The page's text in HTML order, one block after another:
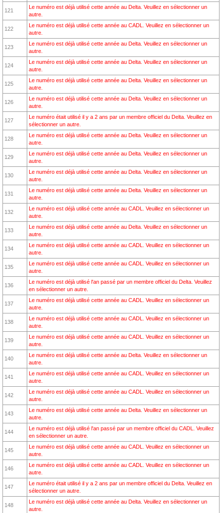
121
Le numéro est déjà utilisé cette année au Delta. Veuillez en sélectionner un
autre.
122
Le numéro est déjà utilisé cette année au CADL. Veuillez en sélectionner un
autre.
123
Le numéro est déjà utilisé cette année au Delta. Veuillez en sélectionner un
autre.
124
Le numéro est déjà utilisé cette année au Delta. Veuillez en sélectionner un
autre.
125
Le numéro est déjà utilisé cette année au Delta. Veuillez en sélectionner un
autre.
126
Le numéro est déjà utilisé cette année au Delta. Veuillez en sélectionner un
autre.
127
Le numéro était utilisé il y a 2 ans par un membre officiel du Delta. Veuillez en
sélectionner un autre.
128
Le numéro est déjà utilisé cette année au Delta. Veuillez en sélectionner un
autre.
129
Le numéro est déjà utilisé cette année au Delta. Veuillez en sélectionner un
autre.
130
Le numéro est déjà utilisé cette année au Delta. Veuillez en sélectionner un
autre.
131
Le numéro est déjà utilisé cette année au Delta. Veuillez en sélectionner un
autre.
132
Le numéro est déjà utilisé cette année au CADL. Veuillez en sélectionner un
autre.
133
Le numéro est déjà utilisé cette année au Delta. Veuillez en sélectionner un
autre.
134
Le numéro est déjà utilisé cette année au CADL. Veuillez en sélectionner un
autre.
135
Le numéro est déjà utilisé cette année au CADL. Veuillez en sélectionner un
autre.
136
Le numéro est déjà utilisé l'an passé par un membre officiel du Delta. Veuillez
en sélectionner un autre.
137
Le numéro est déjà utilisé cette année au CADL. Veuillez en sélectionner un
autre.
138
Le numéro est déjà utilisé cette année au CADL. Veuillez en sélectionner un
autre.
139
Le numéro est déjà utilisé cette année au CADL. Veuillez en sélectionner un
autre.
140
Le numéro est déjà utilisé cette année au Delta. Veuillez en sélectionner un
autre.
141
Le numéro est déjà utilisé cette année au CADL. Veuillez en sélectionner un
autre.
142
Le numéro est déjà utilisé cette année au CADL. Veuillez en sélectionner un
autre.
143
Le numéro est déjà utilisé cette année au Delta. Veuillez en sélectionner un
autre.
144
Le numéro est déjà utilisé l'an passé par un membre officiel du CADL. Veuillez
en sélectionner un autre.
145
Le numéro est déjà utilisé cette année au CADL. Veuillez en sélectionner un
autre.
146
Le numéro est déjà utilisé cette année au CADL. Veuillez en sélectionner un
autre.
147
Le numéro était utilisé il y a 2 ans par un membre officiel du Delta. Veuillez en
sélectionner un autre.
148
Le numéro est déjà utilisé cette année au Delta. Veuillez en sélectionner un
autre.